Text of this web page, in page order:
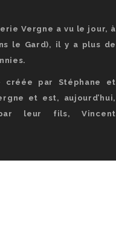
Vergne a vu le jour, à
le Gard), il y a plus de
créée par Stéphane et
et est, aujourd’hui,
leur fils, Vincent